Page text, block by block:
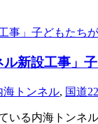
ル新設工事」
海トンネル, 国道
いる内海トンネ